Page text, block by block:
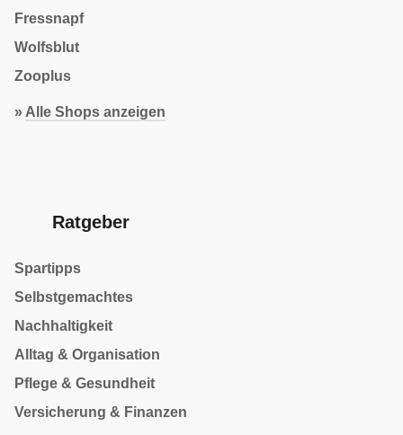
Fressnapf
Wolfsblut
Zooplus
» Alle Shops anzeigen
Ratgeber
Spartipps
Selbstgemachtes
Nachhaltigkeit
Alltag & Organisation
Pflege & Gesundheit
Versicherung & Finanzen